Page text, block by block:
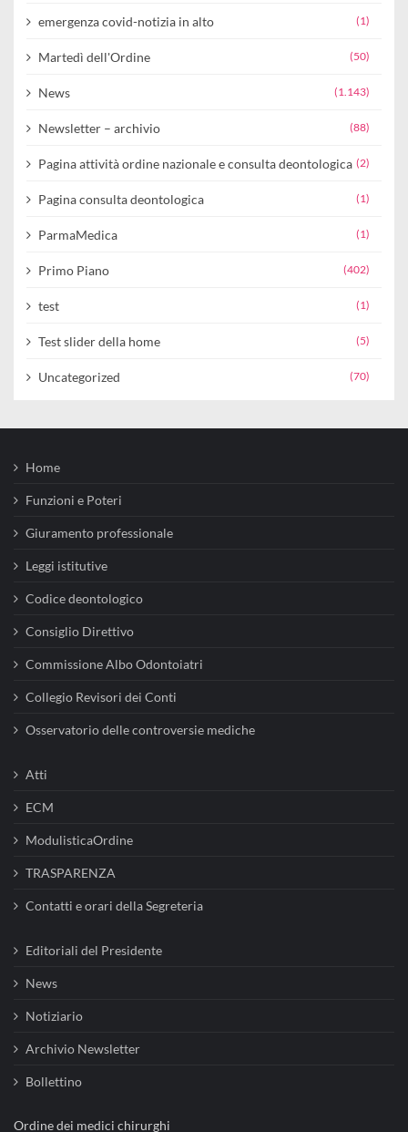
emergenza covid-notizia in alto (1)
Martedì dell'Ordine (50)
News (1.143)
Newsletter – archivio (88)
Pagina attività ordine nazionale e consulta deontologica (2)
Pagina consulta deontologica (1)
ParmaMedica (1)
Primo Piano (402)
test (1)
Test slider della home (5)
Uncategorized (70)
Home
Funzioni e Poteri
Giuramento professionale
Leggi istitutive
Codice deontologico
Consiglio Direttivo
Commissione Albo Odontoiatri
Collegio Revisori dei Conti
Osservatorio delle controversie mediche
Atti
ECM
ModulisticaOrdine
TRASPARENZA
Contatti e orari della Segreteria
Editoriali del Presidente
News
Notiziario
Archivio Newsletter
Bollettino
Ordine dei medici chirurghi